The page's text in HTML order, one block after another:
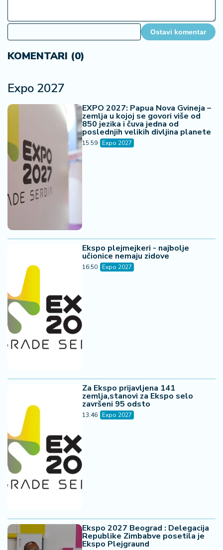
Ostavi komentar
KOMENTARI (0)
Expo 2027
EXPO 2027: Papua Nova Gvineja –
zemlja u kojoj se govori više od
850 jezika i čuva jedna od
poslednjih velikih divljina planete
15:59 Expo 2027
Ekspo plejmejkeri - najbolje
učionice nemaju zidove
16:50 Expo 2027
Za Ekspo prijavljena 141
zemlja,stanovi za Ekspo selo
završeni 95 odsto
13:46 Expo 2027
Ekspo 2027 Beograd : Delegacija
Republike Zimbabve posetila je
Ekspo Plejgraund